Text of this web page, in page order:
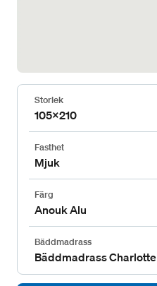
Storlek
105x210
Fasthet
Mjuk
Färg
Anouk Alu
Bäddmadrass
Bäddmadrass Charlotte